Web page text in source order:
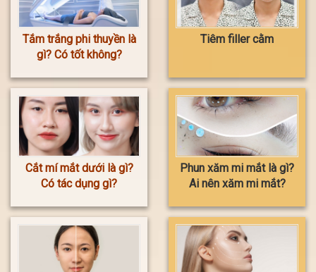
Tắm trắng phi thuyền là
gì? Có tốt không?
Tiêm filler cằm
Cắt mí mắt dưới là gì?
Có tác dụng gì?
Phun xăm mi mắt là gì?
Ai nên xăm mi mắt?